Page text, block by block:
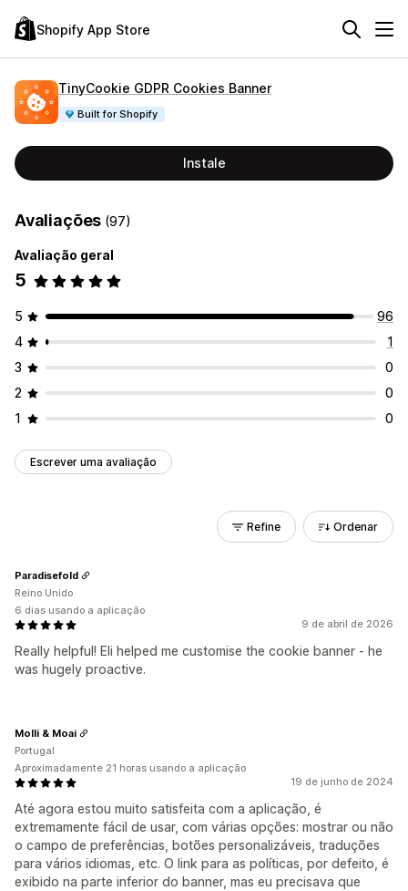
Shopify App Store
TinyCookie GDPR Cookies Banner
Built for Shopify
Instale
Avaliações (97)
Avaliação geral
5
5
96
4
1
3
0
2
0
1
0
Escrever uma avaliação
Refine Ordenar
9 de abril de 2026
Really helpful! Eli helped me customise the cookie banner - he
was hugely proactive.
Paradisefold
Reino Unido
6 dias usando a aplicação
19 de junho de 2024
Até agora estou muito satisfeita com a aplicação, é
extremamente fácil de usar, com várias opções: mostrar ou não
o campo de preferências, botões personalizáveis, traduções
para vários idiomas, etc. O link para as políticas, por defeito, é
exibido na parte inferior do banner, mas eu precisava que
Molli & Moai
Portugal
Aproximadamente 21 horas usando a aplicação